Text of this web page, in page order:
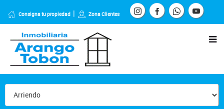
Consigna tu propiedad Zona Clientes